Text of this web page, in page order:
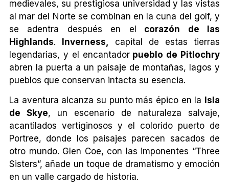
medievales, su prestigiosa universidad y las vistas
al mar del Norte se combinan en la cuna del golf, y
se adentra después en el corazón de las
Highlands. Inverness,
capital de estas tierras
legendarias, y el encantadorpueblo de Pitlochry
abren la puerta a un paisaje de montañas, lagos y
pueblos que conservan intacta su esencia.
La aventura alcanza su punto más épico en la Isla
de Skye, un escenario de naturaleza salvaje,
acantilados vertiginosos y el colorido puerto de
Portree, donde los paisajes parecen sacados de
otro mundo. Glen Coe, con las imponentes “Three
Sisters”, añade un toque de dramatismo y emoción
en un valle cargado de historia.